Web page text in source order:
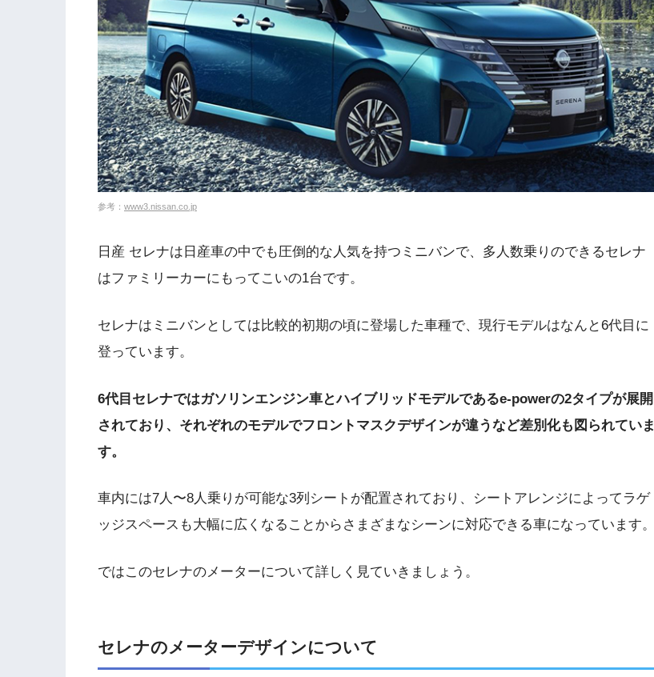
参考： www3.nissan.co.jp
日産 セレナは日産車の中でも圧倒的な人気を持つミニバンで、多人数乗りのできるセレナ
はファミリーカーにもってこいの1台です。
セレナはミニバンとしては比較的初期の頃に登場した車種で、現行モデルはなんと6代目に
登っています。
6代目セレナではガソリンエンジン車とハイブリッドモデルであるe-powerの2タイプが展開
されており、それぞれのモデルでフロントマスクデザインが違うなど差別化も図られていま
す。
車内には7人〜8人乗りが可能な3列シートが配置されており、シートアレンジによってラゲ
ッジスペースも大幅に広くなることからさまざまなシーンに対応できる車になっています。
ではこのセレナのメーターについて詳しく見ていきましょう。
セレナのメーターデザインについて